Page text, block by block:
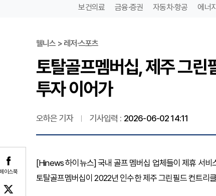
보건의료 금융·증권 자동차·항공 에너지
이스북
웰니스 > 레저·스포츠
토탈골프멤버십, 제주 그린
투자 이어가
오하은 기자 기사입력 : 2026-06-02 14:11
[Hinews 하이뉴스] 국내 골프 멤버십 업체들이 제휴 서
토탈골프멤버십이 2022년 인수한 제주 그린필드 컨트리